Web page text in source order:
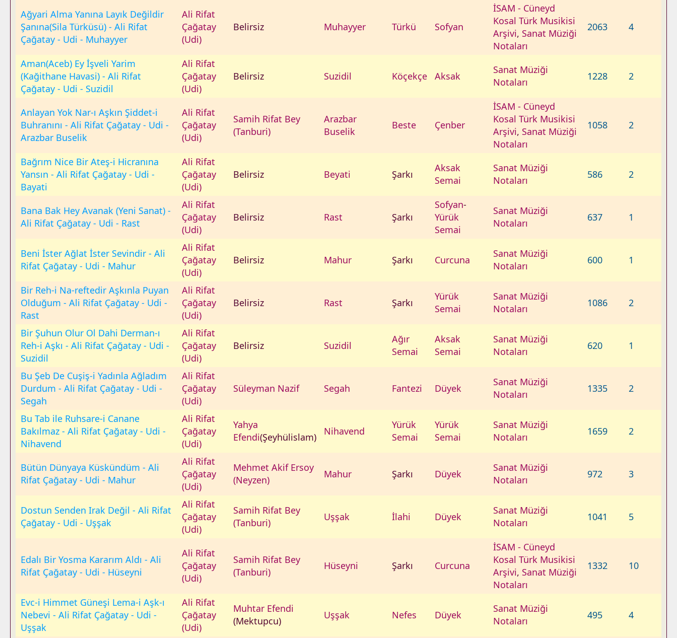
Ağyari Alma Yanına Layık Değildir
Şanına(Sila Türküsü) - Ali Rifat
Çağatay - Udi - Muhayyer
Ali Rifat
Çağatay
(Udi)
Belirsiz Muhayyer Türkü Sofyan
İSAM - Cüneyd
Kosal Türk Musikisi
Arşivi, Sanat Müziği
Notaları
2063 4
Aman(Aceb) Ey İşveli Yarim
(Kağithane Havasi) - Ali Rifat
Çağatay - Udi - Suzidil
Ali Rifat
Çağatay
(Udi)
Belirsiz Suzidil Köçekçe Aksak
Sanat Müziği
Notaları
1228 2
Anlayan Yok Nar-ı Aşkın Şiddet-i
Buhranını - Ali Rifat Çağatay - Udi -
Arazbar Buselik
Ali Rifat
Çağatay
(Udi)
Samih Rifat Bey
(Tanburi)
Arazbar
Buselik
Beste Çenber
İSAM - Cüneyd
Kosal Türk Musikisi
Arşivi, Sanat Müziği
Notaları
1058 2
Bağrım Nice Bir Ateş-i Hicranına
Yansın - Ali Rifat Çağatay - Udi -
Bayati
Ali Rifat
Çağatay
(Udi)
Belirsiz Beyati Şarkı
Aksak
Semai
Sanat Müziği
Notaları
586 2
Bana Bak Hey Avanak (Yeni Sanat) -
Ali Rifat Çağatay - Udi - Rast
Ali Rifat
Çağatay
(Udi)
Belirsiz Rast Şarkı
Sofyan-
Yürük
Semai
Sanat Müziği
Notaları
637 1
Beni İster Ağlat İster Sevindir - Ali
Rifat Çağatay - Udi - Mahur
Ali Rifat
Çağatay
(Udi)
Belirsiz Mahur Şarkı Curcuna
Sanat Müziği
Notaları
600 1
Bir Reh-i Na-reftedir Aşkınla Puyan
Olduğum - Ali Rifat Çağatay - Udi -
Rast
Ali Rifat
Çağatay
(Udi)
Belirsiz Rast Şarkı
Yürük
Semai
Sanat Müziği
Notaları
1086 2
Bir Şuhun Olur Ol Dahi Derman-ı
Reh-i Aşkı - Ali Rifat Çağatay - Udi -
Suzidil
Ali Rifat
Çağatay
(Udi)
Belirsiz Suzidil
Ağır
Semai
Aksak
Semai
Sanat Müziği
Notaları
620 1
Bu Şeb De Cuşiş-i Yadınla Ağladım
Durdum - Ali Rifat Çağatay - Udi -
Segah
Ali Rifat
Çağatay
(Udi)
Süleyman Nazif Segah Fantezi Düyek
Sanat Müziği
Notaları
1335 2
Bu Tab ile Ruhsare-i Canane
Bakılmaz - Ali Rifat Çağatay - Udi -
Nihavend
Ali Rifat
Çağatay
(Udi)
Yahya
Efendi(Şeyhülislam) Nihavend
Yürük
Semai
Yürük
Semai
Sanat Müziği
Notaları
1659 2
Bütün Dünyaya Küskündüm - Ali
Rifat Çağatay - Udi - Mahur
Ali Rifat
Çağatay
(Udi)
Mehmet Akif Ersoy
(Neyzen)
Mahur Şarkı Düyek
Sanat Müziği
Notaları
972 3
Dostun Senden Irak Değil - Ali Rifat
Çağatay - Udi - Uşşak
Ali Rifat
Çağatay
(Udi)
Samih Rifat Bey
(Tanburi)
Uşşak İlahi Düyek
Sanat Müziği
Notaları
1041 5
Edalı Bir Yosma Kararım Aldı - Ali
Rifat Çağatay - Udi - Hüseyni
Ali Rifat
Çağatay
(Udi)
Samih Rifat Bey
(Tanburi)
Hüseyni Şarkı Curcuna
İSAM - Cüneyd
Kosal Türk Musikisi
Arşivi, Sanat Müziği
Notaları
1332 10
Evc-i Himmet Güneşi Lema-i Aşk-ı
Nebevi - Ali Rifat Çağatay - Udi -
Uşşak
Ali Rifat
Çağatay
(Udi)
Muhtar Efendi
(Mektupcu)
Uşşak Nefes Düyek
Sanat Müziği
Notaları
495 4